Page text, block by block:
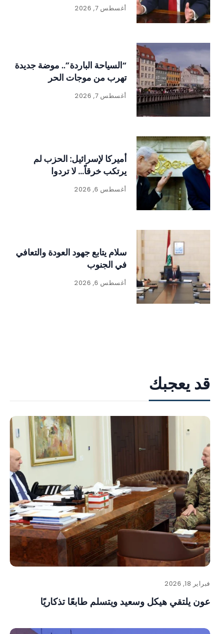
أغسطس 7, 2026
“السياحة الباردة”.. موضة جديدة
تهرب من موجات الحر
أغسطس 7, 2026
أميركا لإسرائيل: الحزب لم
يرتكب خرقاً… لا تردوا
أغسطس 6, 2026
سلام يتابع جهود العودة والتعافي
في الجنوب
أغسطس 6, 2026
قد يعجبك
فبراير 18, 2026
عون يلتقي هيكل وسعيد ويتسلم طابعًا تذكاريًا